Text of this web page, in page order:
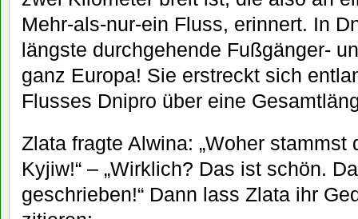
Mehr-als-nur-ein Fluss, erinnert. In
längste durchgehende Fußgänger-
ganz Europa! Sie erstreckt sich
Flusses Dnipro über eine
Zlata fragte Alwina: „Woher stammst
Kyjiw!“ – „Wirklich? Das ist schön.
geschrieben!“ Dann lass Zlata ihr